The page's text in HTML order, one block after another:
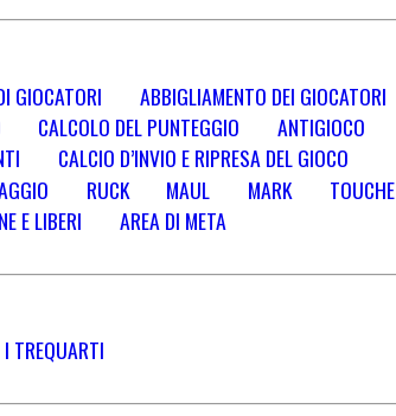
GIOCATORI
ABBIGLIAMENTO DEI GIOCATORI
CALCOLO DEL PUNTEGGIO
ANTIGIOCO
CALCIO D’INVIO E RIPRESA DEL GIOCO
RUCK MAUL MARK
TOUCHE
E LIBERI AREA DI META
I TREQUARTI